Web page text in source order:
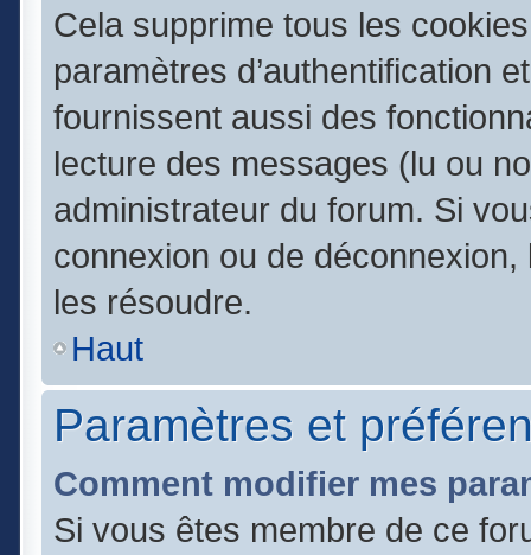
Cela supprime tous les
paramètres d’authentification
fournissent aussi des
lecture des messages (lu ou
administrateur du forum. Si
connexion ou de
les résoudre.
Haut
Paramètres et
Comment modifier mes
Si vous êtes membre de ce